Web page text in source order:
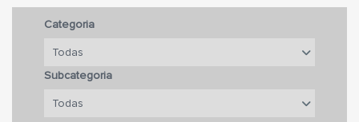
Categoria
Subcategoria